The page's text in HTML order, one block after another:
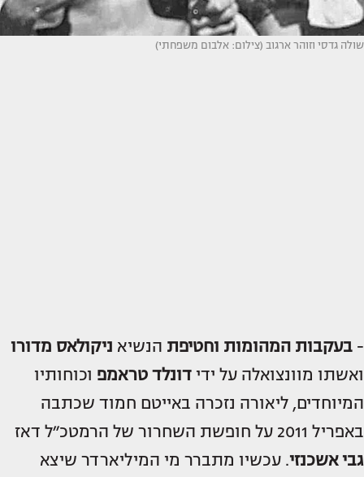
שולה גדסי וזוהר ארגוב (צילום: אלבום משפחתי)
- בעקבות המהומות וחטיפת הנשיא ניקולאס מדורו
ואשתו מוונצואלה על ידי דונלד טראמפ וכוחותיו
המיוחדים, ליאורה נזכרה באייטם חמוד שכתבה
באפריל 2011 על חופשת השחרור של הרמטכ״ל דאז
גבי אשכנזי. עכשיו מתברר מי המיליארדר שיצא